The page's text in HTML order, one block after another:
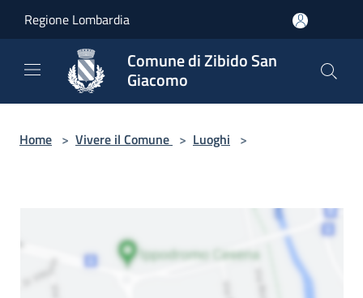
Regione Lombardia
Comune di Zibido San
Giacomo
Home > Vivere il Comune > Luoghi >